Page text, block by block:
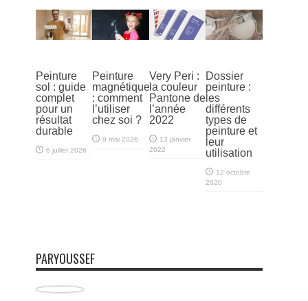
Peinture
sol : guide
complet
pour un
résultat
durable
6 juillet 2026
Peinture
magnétique
: comment
l’utiliser
chez soi ?
9 mai 2026
Very Peri :
la couleur
Pantone de
l’année
2022
13 janvier
2022
Dossier
peinture :
les
différents
types de
peinture et
leur
utilisation
12 octobre
2020
PARYOUSSEF